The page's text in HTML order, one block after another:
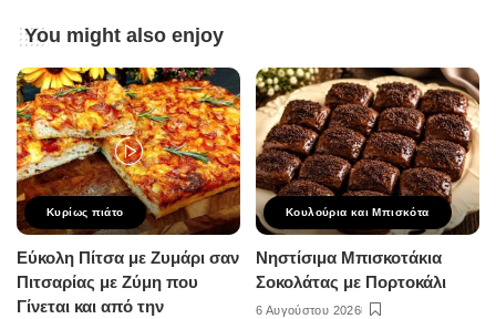
You might also enjoy
Κυρίως πιάτο
Εύκολη Πίτσα με Ζυμάρι σαν
Πιτσαρίας με Ζύμη που
Γίνεται και από την
Κουλούρια και Μπισκότα
Νηστίσιμα Μπισκοτάκια
Σοκολάτας με Πορτοκάλι
6 Αυγούστου 2026